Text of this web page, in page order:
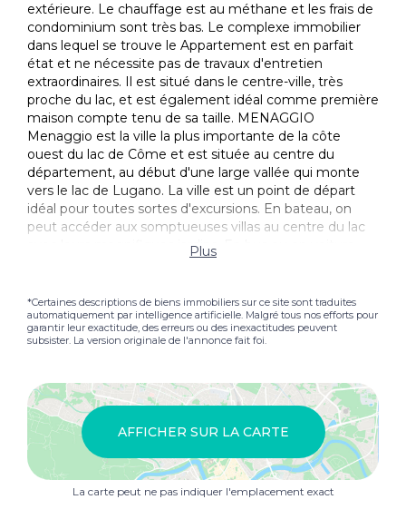
extérieure. Le chauffage est au méthane et les frais de
condominium sont très bas. Le complexe immobilier
dans lequel se trouve le Appartement est en parfait
état et ne nécessite pas de travaux d'entretien
extraordinaires. Il est situé dans le centre-ville, très
proche du lac, et est également idéal comme première
maison compte tenu de sa taille. MENAGGIO
Menaggio est la ville la plus importante de la côte
ouest du lac de Côme et est située au centre du
département, au début d'une large vallée qui monte
vers le lac de Lugano. La ville est un point de départ
idéal pour toutes sortes d'excursions. En bateau, on
peut accéder aux somptueuses villas au centre du lac
avec leurs magnifiques jardins. En bus ou en voiture,
sur le levier Autre, vous pourrez traverser les
anciennes routes de communication. Enfin, à pied ou
en VTT, on peut découvrir les sentiers du parc de la Val
Sanagra, un grand poumon aux portes du Menaggio.
d'escalade situé entre Menaggio et le hameau de
Nobiallo. La commune de Menaggio possède
également un parcours de golf exclusif de 18 trous,
fondé en 1907, et Il Lido di Menaggio avec un
splendide Piscine et une plage avec une vue
spectaculaire sur le lac. Le village dispose également
d'une plage publique avec accès gratuit et de plusieurs
Plus
*Certaines descriptions de biens immobiliers sur ce site sont traduites
automatiquement par intelligence artificielle. Malgré tous nos efforts pour
garantir leur exactitude, des erreurs ou des inexactitudes peuvent
subsister. La version originale de l'annonce fait foi.
AFFICHER SUR LA CARTE
La carte peut ne pas indiquer l'emplacement exact